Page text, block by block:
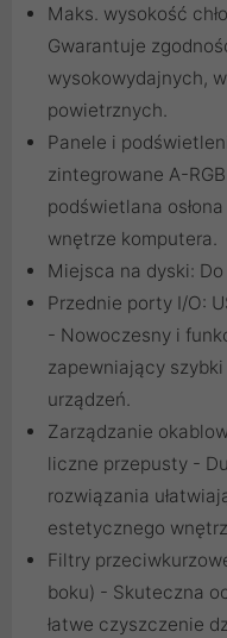
Maks. wysokość
Gwarantuje
wysokowydajnych,
powietrznych.
Panele i
zintegrowane A-
podświetlana
wnętrze komputera.
Miejsca na dyski:
Przednie porty I/O:
- Nowoczesny i
zapewniający
urządzeń.
Zarządzanie
liczne przepusty -
rozwiązania
estetycznego
Filtry
boku) - Skuteczna
łatwe czyszczenie